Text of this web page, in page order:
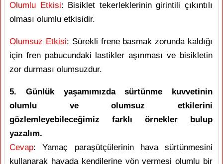
Olumlu Etkisi: Bisiklet tekerleklerinin girintili çıkıntılı
olması olumlu etkisidir.
Olumsuz Etkisi: Sürekli frene basmak zorunda kaldığı
için fren pabucundaki lastikler aşınması ve bisikletin
zor durması olumsuzdur.
5. Günlük yaşamımızda sürtünme kuvvetinin
olumlu ve olumsuz etkilerini
gözlemleyebileceğimiz farklı örnekler bulup
yazalım.
Cevap: Yamaç paraşütçülerinin hava sürtünmesini
kullanarak havada kendilerine yön vermesi olumlu bir